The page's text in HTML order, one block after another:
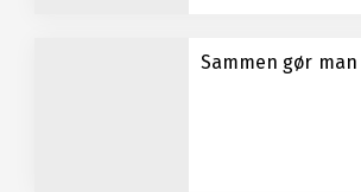
Sammen gør